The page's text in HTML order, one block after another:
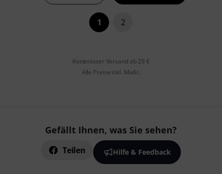
1 2
Kostenloser Versand ab 29 €
Alle Preise inkl. MwSt.
Gefällt Ihnen, was Sie sehen?
Teilen Hilfe & Feedback